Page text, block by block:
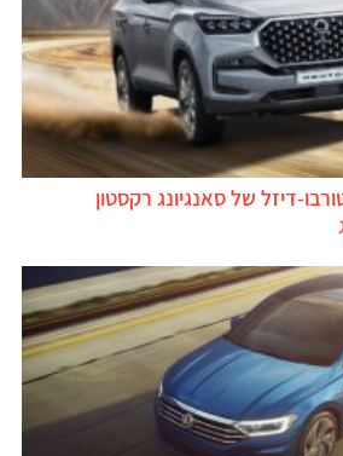
דיזל של סאנגיונג רקסטון